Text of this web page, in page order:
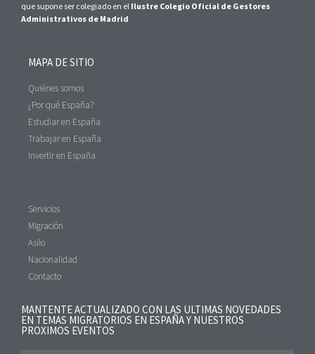
que supone ser colegiado en el Ilustre Colegio Oficial de Gestores
Administrativos de Madrid
MAPA DE SITIO
Quiénes somos
¿Por qué España?
Estudiar en España
Trabajar en España
Invertir en España
Servicios
Migración
Asilo
Nacionalidad
Contacto
MANTENTE ACTUALIZADO CON LAS ULTIMAS NOVEDADES
EN TEMAS MIGRATORIOS EN ESPAÑA Y NUESTROS
PROXIMOS EVENTOS